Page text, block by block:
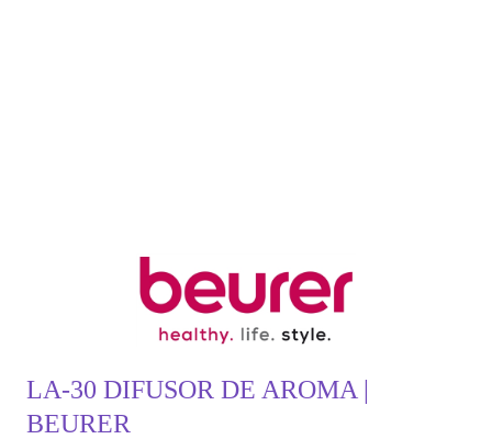
LA-30 DIFUSOR DE AROMA |
BEURER